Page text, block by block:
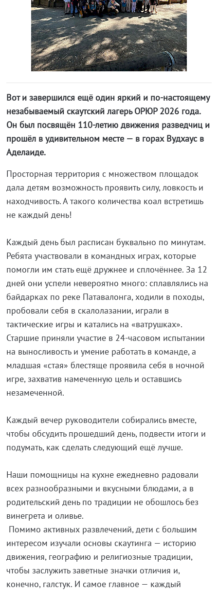
Вот и завершился ещё один яркий и по-настоящему
незабываемый скаутский лагерь ОРЮР 2026 года.
Он был посвящён 110-летию движения разведчиц и
прошёл в удивительном месте — в горах Вудхаус в
Аделаиде.
Просторная территория с множеством площадок
дала детям возможность проявить силу, ловкость и
находчивость. А такого количества коал встретишь
не каждый день!
Каждый день был расписан буквально по минутам.
Ребята участвовали в командных играх, которые
помогли им стать ещё дружнее и сплочённее. За 12
дней они успели невероятно много: сплавлялись на
байдарках по реке Патавалонга, ходили в походы,
пробовали себя в скалолазании, играли в
тактические игры и катались на «ватрушках».
Старшие приняли участие в 24-часовом испытании
на выносливость и умение работать в команде, а
младшая «стая» блестяще проявила себя в ночной
игре, захватив намеченную цель и оставшись
незамеченной.
Каждый вечер руководители собирались вместе,
чтобы обсудить прошедший день, подвести итоги и
подумать, как сделать следующий ещё лучше.
Наши помощницы на кухне ежедневно радовали
всех разнообразными и вкусными блюдами, а в
родительский день по традиции не обошлось без
винегрета и оливье.
Помимо активных развлечений, дети с большим
интересом изучали основы скаутинга — историю
движения, географию и религиозные традиции,
чтобы заслужить заветные значки отличия и,
конечно, галстук. И самое главное — каждый